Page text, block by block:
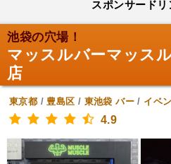
スポンサードリ
池袋の穴場！
マッスルバーマッス
店
東京都 /豊島区 / 東池袋 バー / イベ
4.9